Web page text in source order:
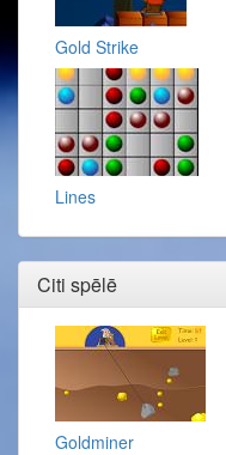
Gold Strike
Lines
Citi spēlē
Goldminer